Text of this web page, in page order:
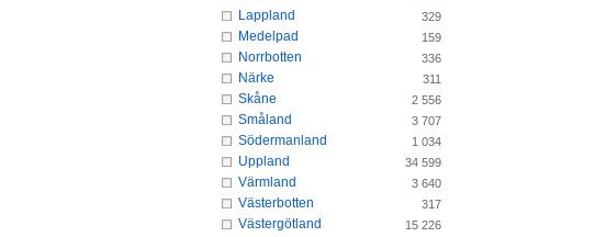
Lappland 329
Medelpad 159
Norrbotten 336
Närke 311
Skåne 2 556
Småland 3 707
Södermanland 1 034
Uppland 34 599
Värmland 3 640
Västerbotten 317
Västergötland 15 226